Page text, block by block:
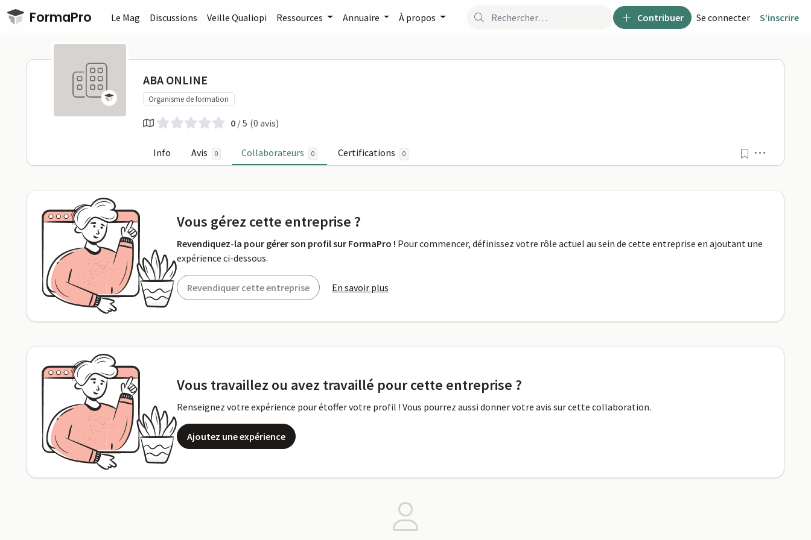
Passer au contenu principal
FormaPro Contribuer Se connecter S’inscrire
Le Mag Discussions Veille Qualiopi Ressources Annuaire À propos
ABA ONLINE sur FormaPro
ABA ONLINE
Organisme de formation
0 / 5 (0 avis)
Info Avis 0 Collaborateurs 0 Certifications 0
Profil
Vous gérez cette entreprise ?
Revendiquez-la pour gérer son profil sur FormaPro ! Pour commencer, définissez votre rôle actuel au sein de cette entreprise en ajoutant une
expérience ci-dessous.
Revendiquer cette entreprise En savoir plus
Vous travaillez ou avez travaillé pour cette entreprise ?
Renseignez votre expérience pour étoffer votre profil ! Vous pourrez aussi donner votre avis sur cette collaboration.
Ajoutez une expérience